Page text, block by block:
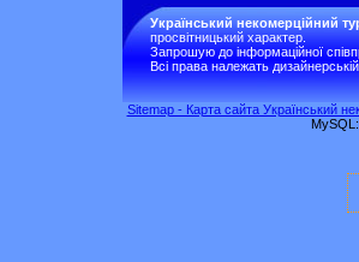
Український некомерційний
просвітницький характер.
Запрошую до інформаційної
Всі права належать
Sitemap - Карта сайта Український